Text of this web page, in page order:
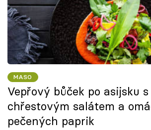
MASO
Vepřový bůček po asijsku s
chřestovým salátem a
pečených paprik